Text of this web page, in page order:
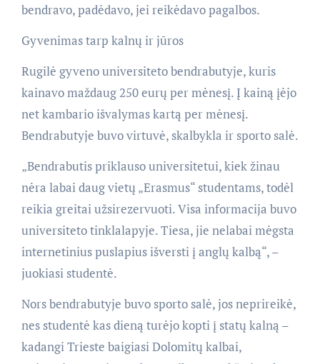
bendravo, padėdavo, jei reikėdavo pagalbos.
Gyvenimas tarp kalnų ir jūros
Rugilė gyveno universiteto bendrabutyje, kuris
kainavo maždaug 250 eurų per mėnesį. Į kainą įėjo
net kambario išvalymas kartą per mėnesį.
Bendrabutyje buvo virtuvė, skalbykla ir sporto salė.
„Bendrabutis priklauso universitetui, kiek žinau
nėra labai daug vietų „Erasmus“ studentams, todėl
reikia greitai užsirezervuoti. Visa informacija buvo
universiteto tinklalapyje. Tiesa, jie nelabai mėgsta
internetinius puslapius išversti į anglų kalbą“, –
juokiasi studentė.
Nors bendrabutyje buvo sporto salė, jos neprireikė,
nes studentė kas dieną turėjo kopti į statų kalną –
kadangi Trieste baigiasi Dolomitų kalbai,